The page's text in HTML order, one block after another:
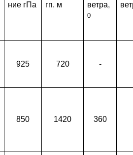
ние гПа
гп. м
ветра,
0
925
720 -
850 1420 360